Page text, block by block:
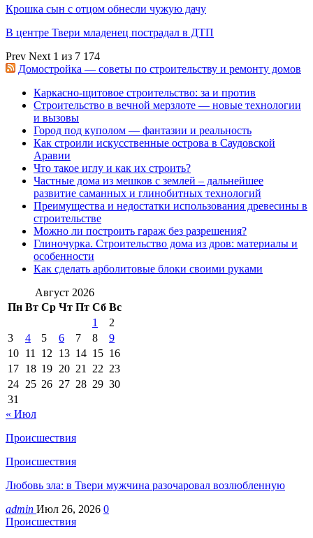
Крошка сын с отцом обнесли чужую дачу
В центре Твери младенец пострадал в ДТП
Prev Next 1 из 7 174
Домостройка — советы по строительству и ремонту домов
Каркасно-щитовое строительство: за и против
Строительство в вечной мерзлоте — новые технологии
и вызовы
Город под куполом — фантазии и реальность
Как строили искусственные острова в Саудовской
Аравии
Что такое иглу и как их строить?
Частные дома из мешков с землей – дальнейшее
развитие саманных и глинобитных технологий
Преимущества и недостатки использования древесины в
строительстве
Можно ли построить гараж без разрешения?
Глиночурка. Строительство дома из дров: материалы и
особенности
Как сделать арболитовые блоки своими руками
Август 2026
Пн Вт Ср Чт Пт Сб Вс
1
2
3
4 5 6 7 8
9
10 11 12 13 14 15 16
17 18 19 20 21 22 23
24 25 26 27 28 29 30
31
« Июл
Происшествия
Происшествия
Любовь зла: в Твери мужчина разочаровал возлюбленную
admin Июл 26, 2026 0
Происшествия